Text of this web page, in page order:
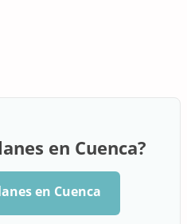
en Cuenca?
en Cuenca